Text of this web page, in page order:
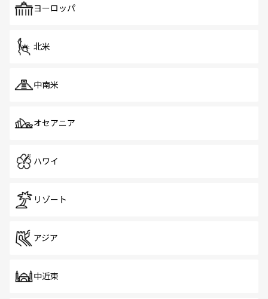
で、ホーカーズは地元の風情を楽しめる外せないスポット
ヨーロッパ
北米
中南米
オセアニア
ハワイ
リゾート
アジア
中近東